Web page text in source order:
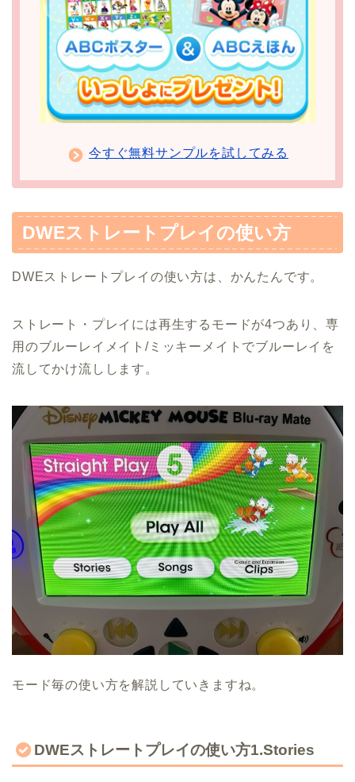
今すぐ無料サンプルを試してみる
DWEストレートプレイの使い方
DWEストレートプレイの使い方は、かんたんです。
ストレート・プレイには再生するモードが4つあり、専
用のブルーレイメイト/ミッキーメイトでブルーレイを
流してかけ流しします。
モード毎の使い方を解説していきますね。
DWEストレートプレイの使い方1.Stories